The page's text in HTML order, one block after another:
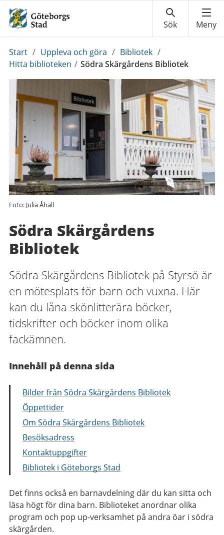
Du
är
Start / Uppleva och göra / Bibliotek /
Hitta biblioteken / Södra Skärgårdens Bibliotek
Foto: Julia Åhall
Södra Skärgårdens
Bibliotek
Södra Skärgårdens Bibliotek på Styrsö är
en mötesplats för barn och vuxna. Här
kan du låna skönlitterära böcker,
tidskrifter och böcker inom olika
fackämnen.
Innehåll på denna sida
Bilder från Södra Skärgårdens Bibliotek
Öppettider
Om Södra Skärgårdens Bibliotek
Besöksadress
Kontaktuppgifter
Bibliotek i Göteborgs Stad
Det finns också en barnavdelning där du kan sitta och
läsa högt för dina barn. Biblioteket anordnar olika
program och pop up-verksamhet på andra öar i södra
skärgården.